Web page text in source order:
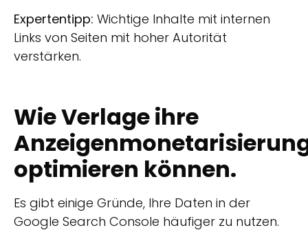
Expertentipp: Wichtige Inhalte mit internen
Links von Seiten mit hoher Autorität
verstärken.
Wie Verlage ihre
optimieren können.
Es gibt einige Gründe, Ihre Daten in der
Google Search Console häufiger zu nutzen.